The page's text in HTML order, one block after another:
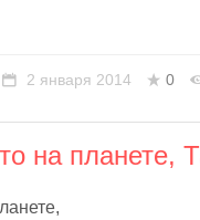
2 января 2014 0
на планете,